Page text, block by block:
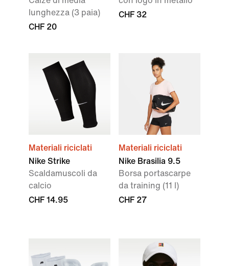
lunghezza (3 paia)
CHF 20
CHF 32
Materiali riciclati
Nike Strike
Scaldamuscoli da
calcio
CHF 14.95
Materiali riciclati
Nike Brasilia 9.5
Borsa portascarpe
da training (11 l)
CHF 27